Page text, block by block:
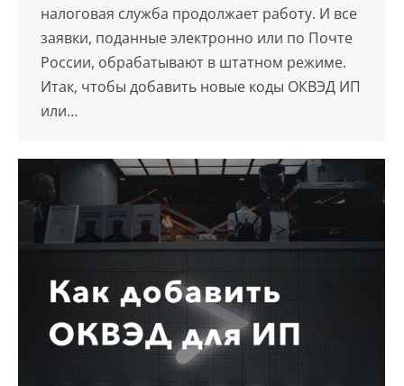
налоговая служба продолжает работу. И все
заявки, поданные электронно или по Почте
России, обрабатывают в штатном режиме.
Итак, чтобы добавить новые коды ОКВЭД ИП
или…